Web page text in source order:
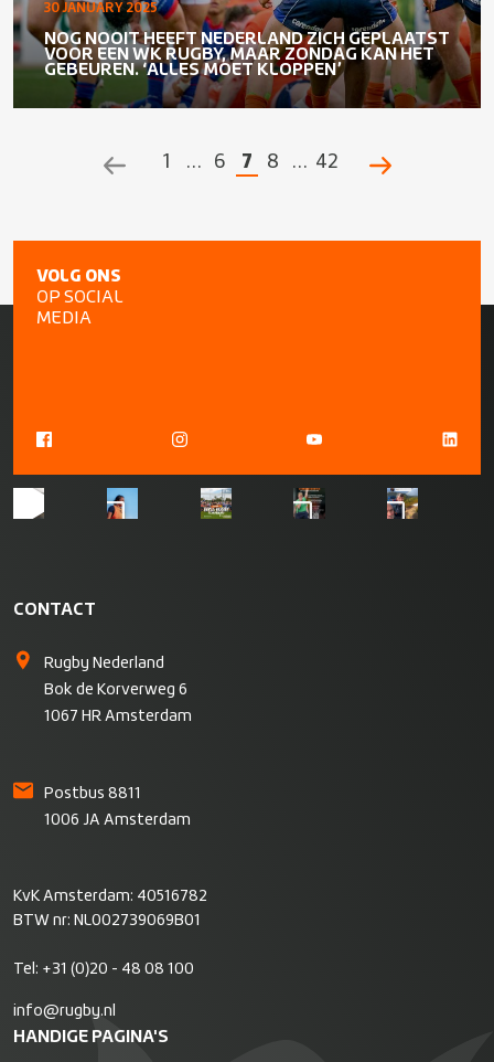
30 JANUARY 2025
NOG NOOIT HEEFT NEDERLAND ZICH GEPLAATST
VOOR EEN WK RUGBY, MAAR ZONDAG KAN HET
GEBEUREN. ‘ALLES MOET KLOPPEN’
POSTS1 … 6 7 8 … 42
VOLG ONS
OP SOCIAL
MEDIA
CONTACT
Rugby Nederland
Bok de Korverweg 6
1067 HR Amsterdam
Postbus 8811
1006 JA Amsterdam
KvK Amsterdam: 40516782
BTW nr: NL002739069B01
Tel: +31 (0)20 - 48 08 100
info@rugby.nl
HANDIGE PAGINA'S